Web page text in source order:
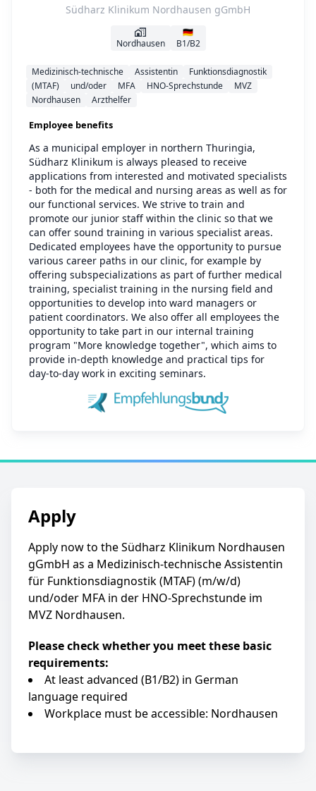
Südharz Klinikum Nordhausen gGmbH
Nordhausen
🇩🇪
B1/B2
Medizinisch-technische Assistentin
Funktionsdiagnostik
(MTAF)
und/oder MFA HNO-Sprechstunde
MVZ
Nordhausen
Arzthelfer
Employee benefits
As a municipal employer in northern Thuringia,
Südharz Klinikum is always pleased to receive
applications from interested and motivated specialists
- both for the medical and nursing areas as well as for
our functional services. We strive to train and
promote our junior staff within the clinic so that we
can offer sound training in various specialist areas.
Dedicated employees have the opportunity to pursue
various career paths in our clinic, for example by
offering subspecializations as part of further medical
training, specialist training in the nursing field and
opportunities to develop into ward managers or
patient coordinators. We also offer all employees the
opportunity to take part in our internal training
program "More knowledge together", which aims to
provide in-depth knowledge and practical tips for
day-to-day work in exciting seminars.
Apply
Apply now to the Südharz Klinikum Nordhausen
gGmbH as a Medizinisch-technische Assistentin
für Funktionsdiagnostik (MTAF) (m/w/d)
und/oder MFA in der HNO-Sprechstunde im
MVZ Nordhausen.
Please check whether you meet these basic
requirements:
At least advanced (B1/B2) in German
language required
Workplace must be accessible: Nordhausen